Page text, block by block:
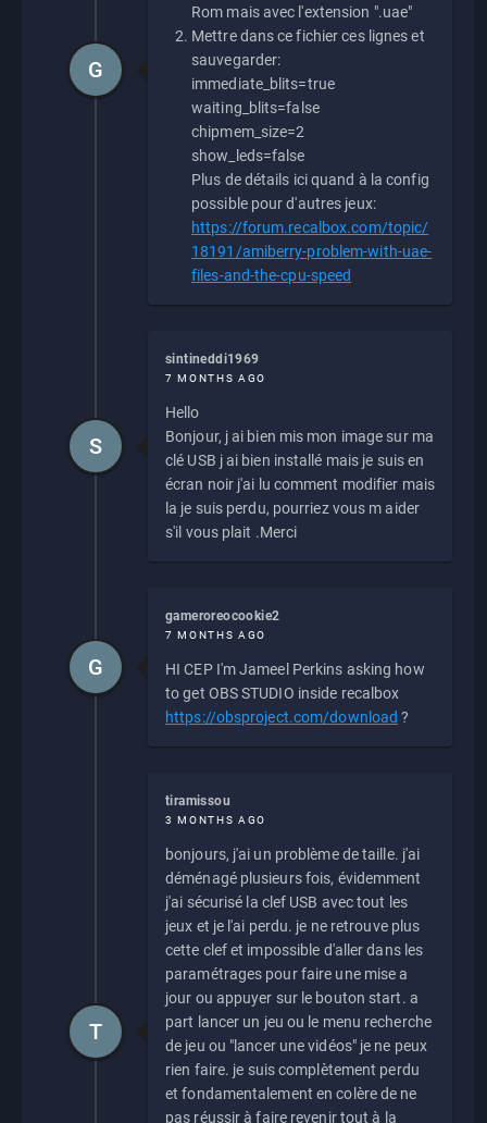
Rom mais avec l'extension ".uae"
Mettre dans ce fichier ces lignes et
sauvegarder:
immediate_blits=true
waiting_blits=false
chipmem_size=2
show_leds=false
Plus de détails ici quand à la config
possible pour d'autres jeux:
https://forum.recalbox.com/topic/
18191/amiberry-problem-with-uae-
files-and-the-cpu-speed
G
sintineddi1969
7 MONTHS AGO
Hello
Bonjour, j ai bien mis mon image sur ma
clé USB j ai bien installé mais je suis en
écran noir j'ai lu comment modifier mais
la je suis perdu, pourriez vous m aider
s'il vous plait .Merci
S
gameroreocookie2
7 MONTHS AGO
HI CEP I'm Jameel Perkins asking how
to get OBS STUDIO inside recalbox
https://obsproject.com/download ?
G
tiramissou
3 MONTHS AGO
bonjours, j'ai un problème de taille. j'ai
déménagé plusieurs fois, évidemment
j'ai sécurisé la clef USB avec tout les
jeux et je l'ai perdu. je ne retrouve plus
cette clef et impossible d'aller dans les
paramétrages pour faire une mise a
jour ou appuyer sur le bouton start. a
part lancer un jeu ou le menu recherche
de jeu ou "lancer une vidéos" je ne peux
rien faire. je suis complètement perdu
et fondamentalement en colère de ne
pas réussir à faire revenir tout à la
T